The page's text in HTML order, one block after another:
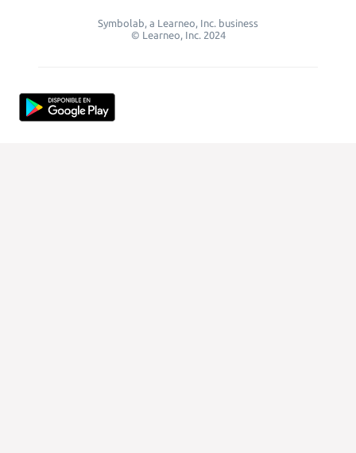
Symbolab, a Learneo, Inc. business
© Learneo, Inc. 2024